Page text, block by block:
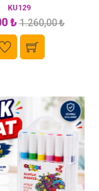
KU129
₺1.260,00 ₺